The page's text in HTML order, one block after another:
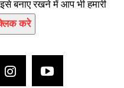
बनाए रखने में आप भी हमारी
करे